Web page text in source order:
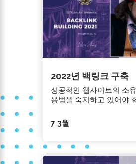
2022년 백링크 구축
성공적인 웹사이트의 소
용법을 숙지하고 있어야
7 3월